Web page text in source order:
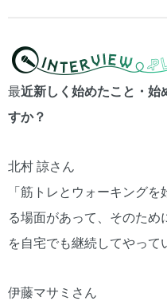
最近新しく始めたこと・始
すか？
北村 諒さん
「筋トレとウォーキング
る場面があって、そのた
を自宅でも継続してやって
伊藤マサミさん